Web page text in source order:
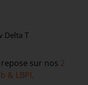
Delta T
sur nos 2
& LBPI.